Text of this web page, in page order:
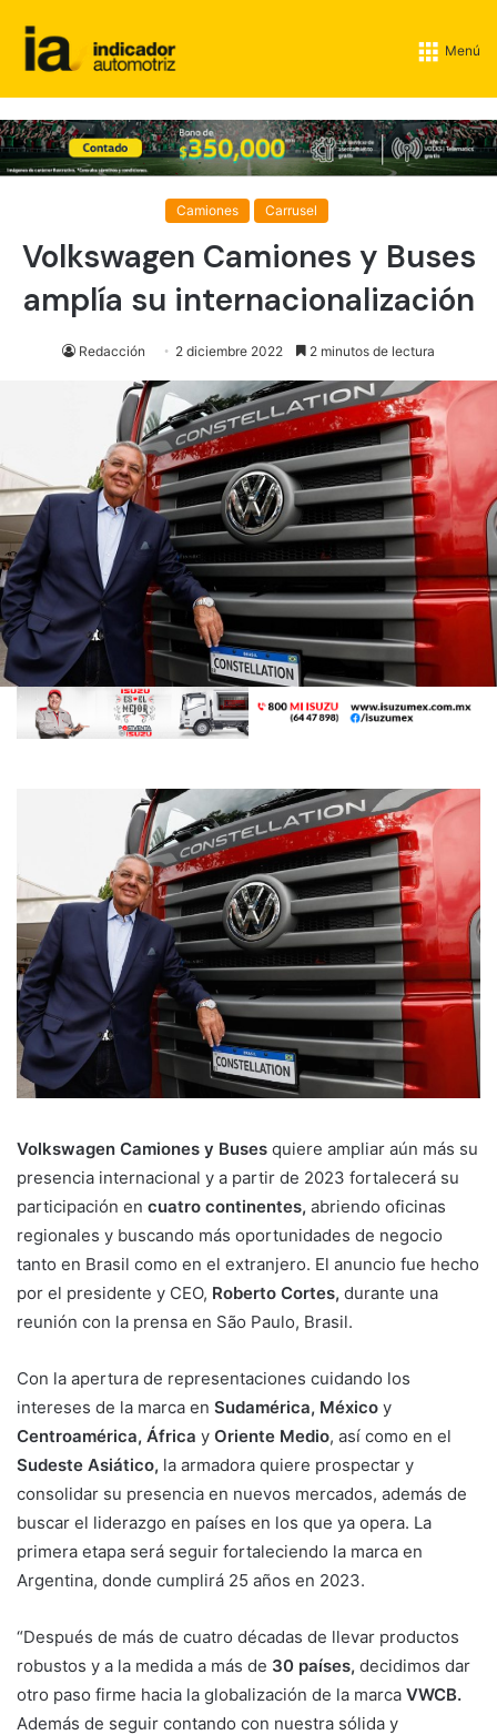
Menú
Camiones Carrusel
Volkswagen Camiones y Buses
amplía su internacionalización
Redacción 2 diciembre 2022 2 minutos de lectura
Volkswagen Camiones y Buses quiere ampliar aún más su
presencia internacional y a partir de 2023 fortalecerá su
participación en cuatro continentes, abriendo oficinas
regionales y buscando más oportunidades de negocio
tanto en Brasil como en el extranjero. El anuncio fue hecho
por el presidente y CEO, Roberto Cortes, durante una
reunión con la prensa en São Paulo, Brasil.
Con la apertura de representaciones cuidando los
intereses de la marca en Sudamérica, México y
Centroamérica, África y Oriente Medio, así como en el
Sudeste Asiático, la armadora quiere prospectar y
consolidar su presencia en nuevos mercados, además de
buscar el liderazgo en países en los que ya opera. La
primera etapa será seguir fortaleciendo la marca en
Argentina, donde cumplirá 25 años en 2023.
“Después de más de cuatro décadas de llevar productos
robustos y a la medida a más de 30 países, decidimos dar
otro paso firme hacia la globalización de la marca VWCB.
Además de seguir contando con nuestra sólida y